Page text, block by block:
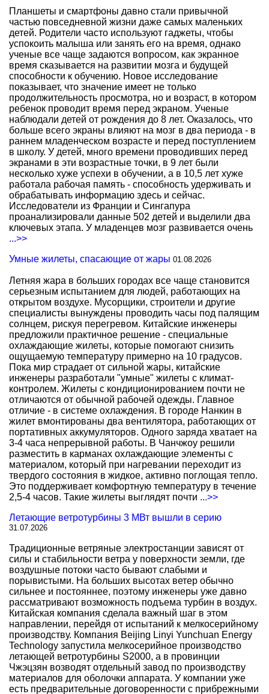
Планшеты и смартфоны давно стали привычной
частью повседневной жизни даже самых маленьких
детей. Родители часто используют гаджеты, чтобы
успокоить малыша или занять его на время, однако
ученые все чаще задаются вопросом, как экранное
время сказывается на развитии мозга и будущей
способности к обучению. Новое исследование
показывает, что значение имеет не только
продолжительность просмотра, но и возраст, в котором
ребенок проводит время перед экраном. Ученые
наблюдали детей от рождения до 8 лет. Оказалось, что
больше всего экраны влияют на мозг в два периода - в
раннем младенческом возрасте и перед поступлением
в школу. У детей, много времени проводивших перед
экранами в эти возрастные точки, в 9 лет были
несколько хуже успехи в обучении, а в 10,5 лет хуже
работала рабочая память - способность удерживать и
обрабатывать информацию здесь и сейчас.
Исследователи из Франции и Сингапура
проанализировали данные 502 детей и выделили два
ключевых этапа. У младенцев мозг развивается очень
...>>
Умные жилеты, спасающие от жары 01.08.2026
Летняя жара в больших городах все чаще становится
серьезным испытанием для людей, работающих на
открытом воздухе. Мусорщики, строители и другие
специалисты вынуждены проводить часы под палящим
солнцем, рискуя перегревом. Китайские инженеры
предложили практичное решение - специальные
охлаждающие жилеты, которые помогают снизить
ощущаемую температуру примерно на 10 градусов.
Пока мир страдает от сильной жары, китайские
инженеры разработали "умные" жилеты с климат-
контролем. Жилеты с кондиционированием почти не
отличаются от обычной рабочей одежды. Главное
отличие - в системе охлаждения. В городе Нанкин в
жилет вмонтированы два вентилятора, работающих от
портативных аккумуляторов. Одного заряда хватает на
3-4 часа непрерывной работы. В Чанчжоу решили
разместить в карманах охлаждающие элементы с
материалом, который при нагревании переходит из
твердого состояния в жидкое, активно поглощая тепло.
Это поддерживает комфортную температуру в течение
2,5-4 часов. Такие жилеты выглядят почти ...>>
Летающие ветротурбины 3 МВт вышли в серию
31.07.2026
Традиционные ветряные электростанции зависят от
силы и стабильности ветра у поверхности земли, где
воздушные потоки часто бывают слабыми и
порывистыми. На больших высотах ветер обычно
сильнее и постояннее, поэтому инженеры уже давно
рассматривают возможность подъема турбин в воздух.
Китайская компания сделала важный шаг в этом
направлении, перейдя от испытаний к мелкосерийному
производству. Компания Beijing Linyi Yunchuan Energy
Technology запустила мелкосерийное производство
летающей ветротурбины S2000, а в провинции
Чжэцзян возводят отдельный завод по производству
материалов для оболочки аппарата. У компании уже
есть предварительные договоренности с прибрежными